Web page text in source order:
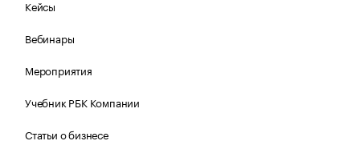
Кейсы
Вебинары
Мероприятия
Учебник РБК Компании
Статьи о бизнесе